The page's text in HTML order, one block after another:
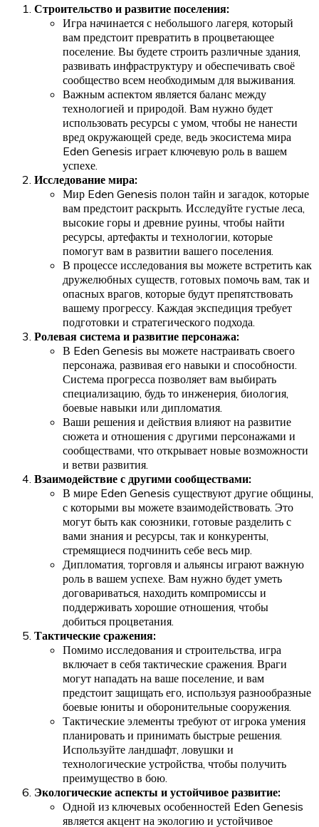
Строительство и развитие поселения:
Игра начинается с небольшого лагеря, который
вам предстоит превратить в процветающее
поселение. Вы будете строить различные здания,
развивать инфраструктуру и обеспечивать своё
сообщество всем необходимым для выживания.
Важным аспектом является баланс между
технологией и природой. Вам нужно будет
использовать ресурсы с умом, чтобы не нанести
вред окружающей среде, ведь экосистема мира
Eden Genesis играет ключевую роль в вашем
успехе.
Исследование мира:
Мир Eden Genesis полон тайн и загадок, которые
вам предстоит раскрыть. Исследуйте густые леса,
высокие горы и древние руины, чтобы найти
ресурсы, артефакты и технологии, которые
помогут вам в развитии вашего поселения.
В процессе исследования вы можете встретить как
дружелюбных существ, готовых помочь вам, так и
опасных врагов, которые будут препятствовать
вашему прогрессу. Каждая экспедиция требует
подготовки и стратегического подхода.
Ролевая система и развитие персонажа:
В Eden Genesis вы можете настраивать своего
персонажа, развивая его навыки и способности.
Система прогресса позволяет вам выбирать
специализацию, будь то инженерия, биология,
боевые навыки или дипломатия.
Ваши решения и действия влияют на развитие
сюжета и отношения с другими персонажами и
сообществами, что открывает новые возможности
и ветви развития.
Взаимодействие с другими сообществами:
В мире Eden Genesis существуют другие общины,
с которыми вы можете взаимодействовать. Это
могут быть как союзники, готовые разделить с
вами знания и ресурсы, так и конкуренты,
стремящиеся подчинить себе весь мир.
Дипломатия, торговля и альянсы играют важную
роль в вашем успехе. Вам нужно будет уметь
договариваться, находить компромиссы и
поддерживать хорошие отношения, чтобы
добиться процветания.
Тактические сражения:
Помимо исследования и строительства, игра
включает в себя тактические сражения. Враги
могут нападать на ваше поселение, и вам
предстоит защищать его, используя разнообразные
боевые юниты и оборонительные сооружения.
Тактические элементы требуют от игрока умения
планировать и принимать быстрые решения.
Используйте ландшафт, ловушки и
технологические устройства, чтобы получить
преимущество в бою.
Экологические аспекты и устойчивое развитие:
Одной из ключевых особенностей Eden Genesis
является акцент на экологию и устойчивое